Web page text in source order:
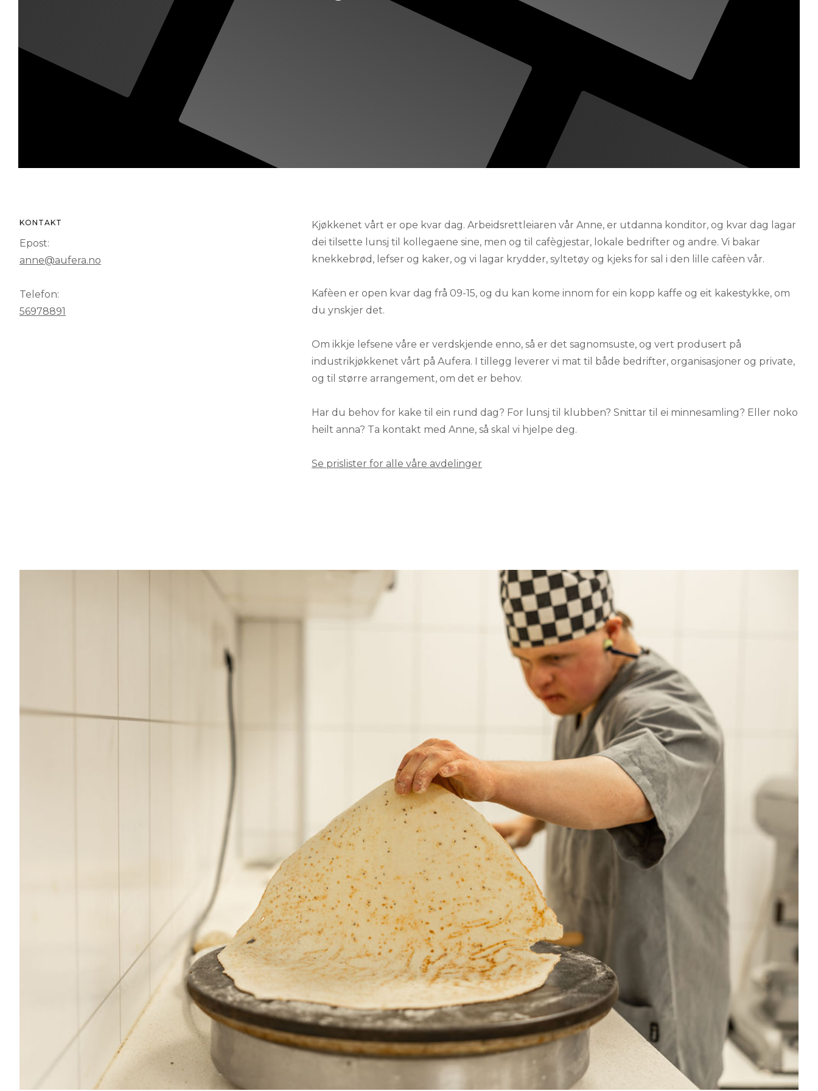
KONTAKT
Epost:
anne@aufera.no
Telefon:
56978891
Kjøkkenet vårt er ope kvar dag. Arbeidsrettleiaren vår Anne, er utdanna konditor, og kvar dag lagar
dei tilsette lunsj til kollegaene sine, men og til cafègjestar, lokale bedrifter og andre. Vi bakar
knekkebrød, lefser og kaker, og vi lagar krydder, syltetøy og kjeks for sal i den lille cafèen vår.
Kafèen er open kvar dag frå 09-15, og du kan kome innom for ein kopp kaffe og eit kakestykke, om
du ynskjer det.
Om ikkje lefsene våre er verdskjende enno, så er det sagnomsuste, og vert produsert på
industrikjøkkenet vårt på Aufera. I tillegg leverer vi mat til både bedrifter, organisasjoner og private,
og til større arrangement, om det er behov.
Har du behov for kake til ein rund dag? For lunsj til klubben? Snittar til ei minnesamling? Eller noko
heilt anna? Ta kontakt med Anne, så skal vi hjelpe deg.
Se prislister for alle våre avdelinger